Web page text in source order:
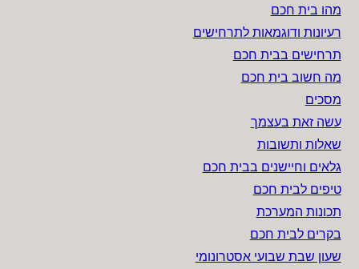
מהו בית חכם
רעיונות ודוגמאות לתרחישים
תרחישים בבית חכם
מה חשוב בית חכם
מסכים
עשה זאת בעצמך
שאלות ותשובות
גלאים וחיישנים בבית חכם
טיפים לבית חכם
תכונות המערכת
בקרים לבית חכם
שעון שבת שבועי אסטרונומי